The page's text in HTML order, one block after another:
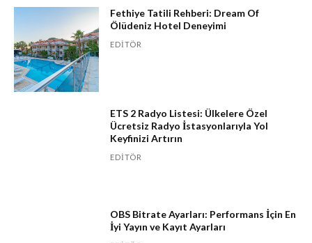
Fethiye Tatili Rehberi: Dream Of
Ölüdeniz Hotel Deneyimi
EDITÖR
ETS 2 Radyo Listesi: Ülkelere Özel
Ücretsiz Radyo İstasyonlarıyla Yol
Keyfinizi Artırın
EDITÖR
OBS Bitrate Ayarları: Performans İçin En
İyi Yayın ve Kayıt Ayarları